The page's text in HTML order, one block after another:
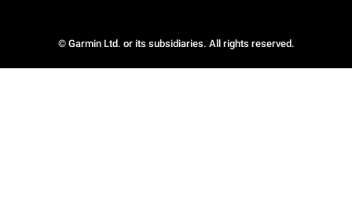
© Garmin Ltd. or its subsidiaries. All rights reserved.